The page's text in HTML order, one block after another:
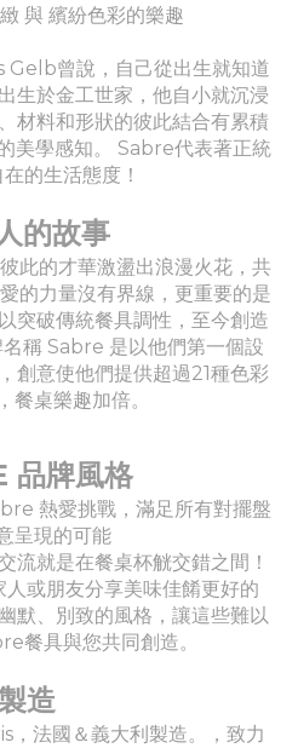
與 繽紛色彩的樂趣
曾說，自己從出生就知道
生於金工世家，他自小就沉浸
材料和形狀的彼此結合有累積
美學感知。 Sabre代表著正統
的生活態度！
的故事
此的才華激盪出浪漫火花，共
的力量沒有界線，更重要的是
突破傳統餐具調性，至今創造
稱 Sabre 是以他們第一個設
創意使他們提供超過21種色彩
餐桌樂趣加倍。
品牌風格
熱愛挑戰，滿足所有對擺盤
呈現的可能
流就是在餐桌杯觥交錯之間！
或朋友分享美味佳餚更好的
默、別致的風格，讓這些難以
餐具與您共同創造。
造
，法國＆義大利製造。，致力